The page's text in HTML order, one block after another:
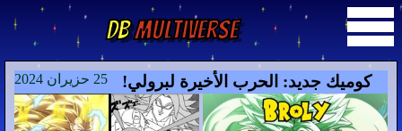
DBMultiverse
25 حزيران 2024 كوميك جديد: الحرب الأخيرة لبرولي!